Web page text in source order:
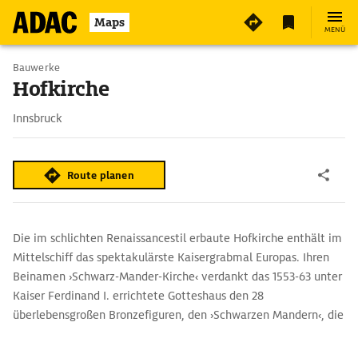
Maps MENÜ
Bauwerke
Hofkirche
Innsbruck
Route planen
Die im schlichten Renaissancestil erbaute Hofkirche enthält im
Mittelschiff das spektakulärste Kaisergrabmal Europas. Ihren
Beinamen ›Schwarz-Mander-Kirche‹ verdankt das 1553-63 unter
Kaiser Ferdinand I. errichtete Gotteshaus den 28
überlebensgroßen Bronzefiguren, den ›Schwarzen Mandern‹, die